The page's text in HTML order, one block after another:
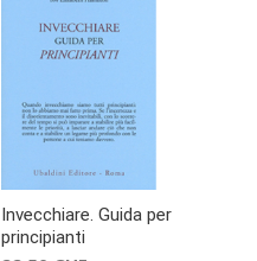
recente
Invecchiare. Guida per
principianti